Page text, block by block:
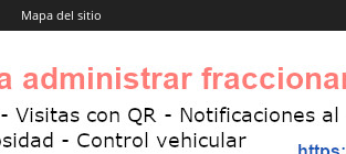
Mapa del sitio